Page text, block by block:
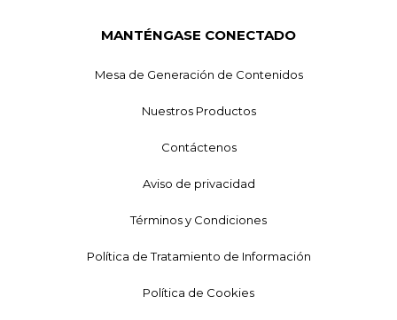
MANTÉNGASE CONECTADO
Mesa de Generación de Contenidos
Nuestros Productos
Contáctenos
Aviso de privacidad
Términos y Condiciones
Política de Tratamiento de Información
Política de Cookies